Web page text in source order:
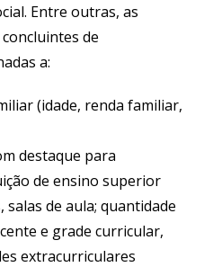
Entre outras, as
de
a:
(idade, renda familiar,
destaque para
de ensino superior
de aula; quantidade
e grade curricular,
extracurriculares